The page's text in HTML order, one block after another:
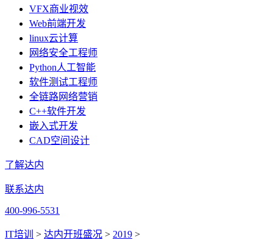
VFX商业视效
Web前端开发
linux云计算
网络安全工程师
Python人工智能
软件测试工程师
全链路网络营销
C++软件开发
嵌入式开发
CAD空间设计
了解达内
联系达内
400-996-5531
IT培训 > 达内开班盛况 > 2019 >